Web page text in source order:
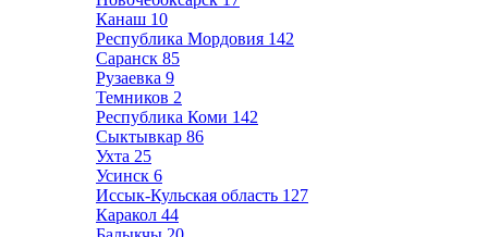
Канаш 10
Республика Мордовия 142
Саранск 85
Рузаевка 9
Темников 2
Республика Коми 142
Сыктывкар 86
Ухта 25
Усинск 6
Иссык-Кульская область 127
Каракол 44